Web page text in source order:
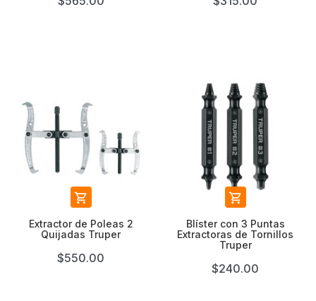

Extractor de Poleas 2
Quijadas Truper
$550.00

Blíster con 3 Puntas
Extractoras de Tornillos
Truper
$240.00